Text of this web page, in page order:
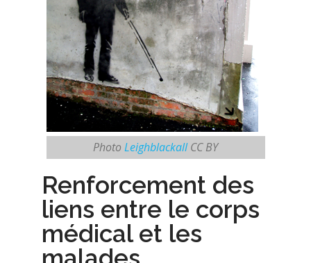
Photo LeighblackallCC BY
Renforcement des
liens entre le corps
médical et les